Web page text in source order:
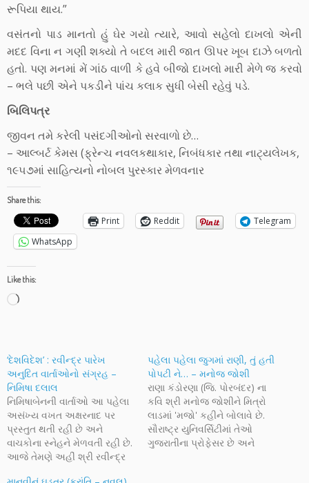
રૂપિયા થાય.”
વસંતનો પાડ માનતો હું ઘેર ગયો ત્યારે, આવો સહેલો દાખલો એની
મદદ વિના ન ગણી શક્યો તે બદલ મારી જાત ઊપર ખૂબ દાઝે બળતો
હતો. પણ મનમાં મેં ગાંઠ વાળી કે હવે બીજો દાખલો મારી મેળે જ કરવો
– ભલે પછી એને પકડીને પાંચ કલાક સુધી બેસી રહેવું પડે.
બિલિપત્ર
જીવન તમે કરેલી પસંદગીઓનો સરવાળો છે…
– આલ્બર્ટ કેમસ (ફ્રેન્ચ નવલકથાકાર, નિબંધકાર તથા નાટ્યલેખક,
૧૯૫૭માં સાહિત્યનો નોબલ પુરસ્કાર મેળવનાર
Share this:
Print Reddit
Telegram
WhatsApp
Like this:
Loading…
‘દેશવિદેશ’ : રવીન્દ્ર પારેખ
અનુદિત વાર્તાઓનો સંગ્રહ –
નિમિષા દલાલ
નિમિષાબેનની વાર્તાઓ આ પહેલા
અસંખ્ય વખત અક્ષરનાદ પર
પ્રસ્તુત થતી રહી છે અને
વાચકોના સ્નેહને મેળવતી રહી છે.
આજે તેમણે અહીં શ્રી રવીન્દ્ર
પહેલા પહેલા જુગમાં રાણી, તું હતી
પોપટી ને… – મનોજ જોશી
રાણા કંડોરણા (જિ. પોરબંદર) ના
કવિ શ્રી મનોજ જોશીને મિત્રો
લાડમાં 'મજો' કહીને બોલાવે છે.
સૌરાષ્ટ્ર યુનિવર્સિટીમાં તેઓ
ગુજરાતીના પ્રોફેસર છે અને